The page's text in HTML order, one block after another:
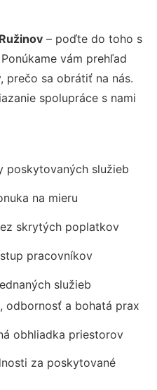
– poďte do toho s
vám prehľad
prečo sa obrátiť na nás.
spolupráce s nami
poskytovaných služieb
na mieru
skrytých poplatkov
pracovníkov
služieb
odbornosť a bohatá prax
obhliadka priestorov
za poskytované